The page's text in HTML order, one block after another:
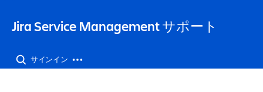
Jira Service Management サポート
サインイン